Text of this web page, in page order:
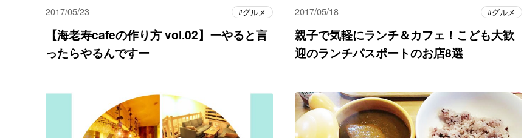
2017/05/23 グルメ
【海老寿cafeの作り方 vol.02】ーやると言
ったらやるんですー
2017/05/18 グルメ
親子で気軽にランチ＆カフェ！こども大歓
迎のランチパスポートのお店8選